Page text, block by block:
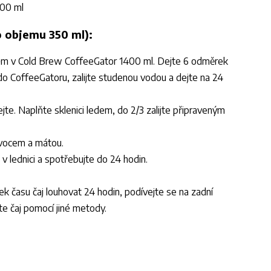
ml
350 ml):
v Cold Brew CoffeeGator 1400 ml. Dejte 6 odměrek
CoffeeGatoru, zalijte studenou vodou a dejte na 24
Naplňte sklenici ledem, do 2/3 zalijte připraveným
a mátou.
lednici a spotřebujte do 24 hodin.
času čaj louhovat 24 hodin, podívejte se na zadní
čaj pomocí jiné metody.